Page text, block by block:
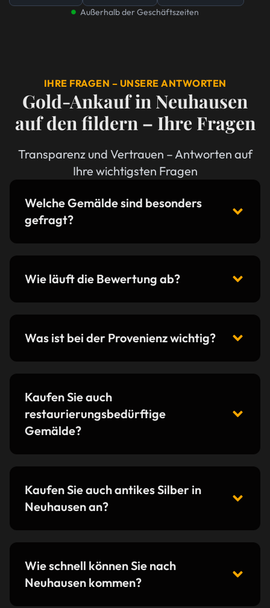
Außerhalb der Geschäftszeiten
IHRE FRAGEN – UNSERE ANTWORTEN
Gold-Ankauf in Neuhausen
auf den fildern – Ihre Fragen
Transparenz und Vertrauen – Antworten auf
Ihre wichtigsten Fragen
Welche Gemälde sind besonders
gefragt?
Wie läuft die Bewertung ab?
Was ist bei der Provenienz wichtig?
Kaufen Sie auch
restaurierungsbedürftige
Gemälde?
Kaufen Sie auch antikes Silber in
Neuhausen an?
Wie schnell können Sie nach
Neuhausen kommen?